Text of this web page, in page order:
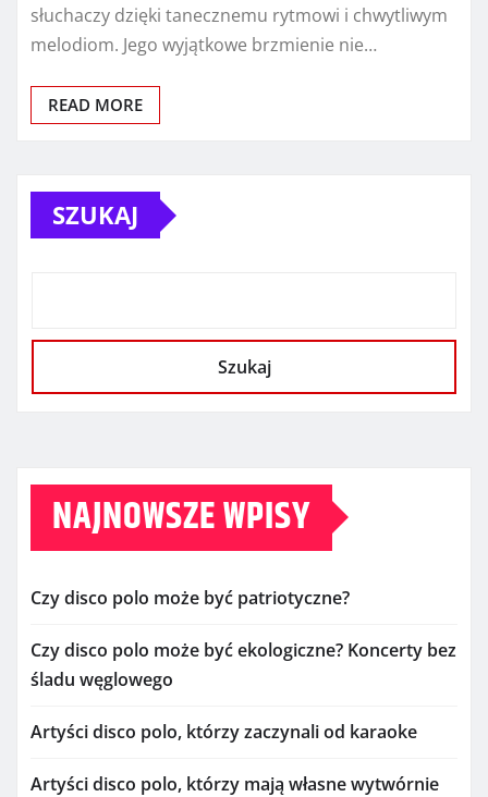
słuchaczy dzięki tanecznemu rytmowi i chwytliwym
melodiom. Jego wyjątkowe brzmienie nie…
READ MORE
SZUKAJ
Szukaj
NAJNOWSZE WPISY
Czy disco polo może być patriotyczne?
Czy disco polo może być ekologiczne? Koncerty bez
śladu węglowego
Artyści disco polo, którzy zaczynali od karaoke
Artyści disco polo, którzy mają własne wytwórnie